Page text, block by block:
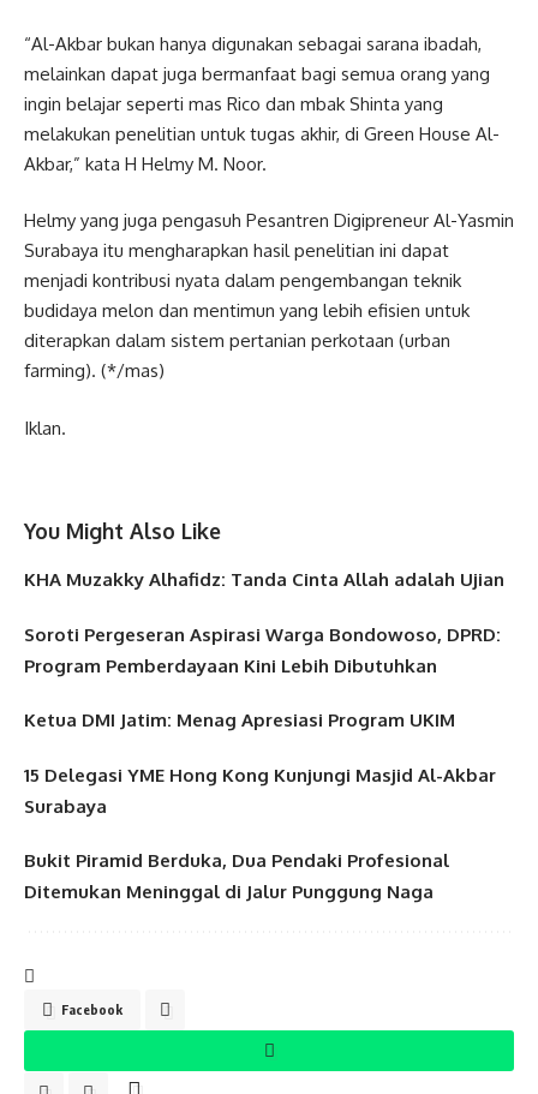
“Al-Akbar bukan hanya digunakan sebagai sarana ibadah,
melainkan dapat juga bermanfaat bagi semua orang yang
ingin belajar seperti mas Rico dan mbak Shinta yang
melakukan penelitian untuk tugas akhir, di Green House Al-
Akbar,” kata H Helmy M. Noor.
Helmy yang juga pengasuh Pesantren Digipreneur Al-Yasmin
Surabaya itu mengharapkan hasil penelitian ini dapat
menjadi kontribusi nyata dalam pengembangan teknik
budidaya melon dan mentimun yang lebih efisien untuk
diterapkan dalam sistem pertanian perkotaan (urban
farming). (*/mas)
Iklan.
You Might Also Like
KHA Muzakky Alhafidz: Tanda Cinta Allah adalah Ujian
Soroti Pergeseran Aspirasi Warga Bondowoso, DPRD:
Program Pemberdayaan Kini Lebih Dibutuhkan
Ketua DMI Jatim: Menag Apresiasi Program UKIM
15 Delegasi YME Hong Kong Kunjungi Masjid Al-Akbar
Surabaya
Bukit Piramid Berduka, Dua Pendaki Profesional
Ditemukan Meninggal di Jalur Punggung Naga
Facebook